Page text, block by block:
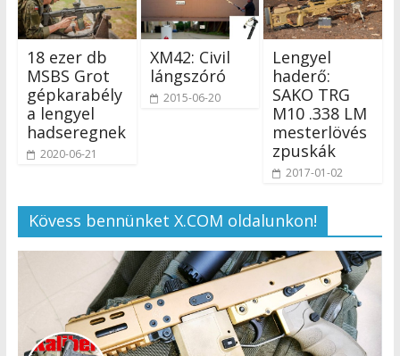
18 ezer db
MSBS Grot
gépkarabély
a lengyel
hadseregnek
2020-06-21
XM42: Civil
lángszóró
2015-06-20
Lengyel
haderő:
SAKO TRG
M10 .338 LM
mesterlövés
zpuskák
2017-01-02
Kövess bennünket X.COM oldalunkon!